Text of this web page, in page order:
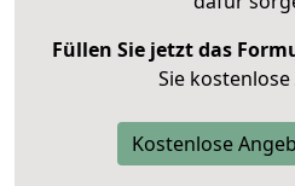
Füllen Sie jetzt das
Sie
Kostenlose